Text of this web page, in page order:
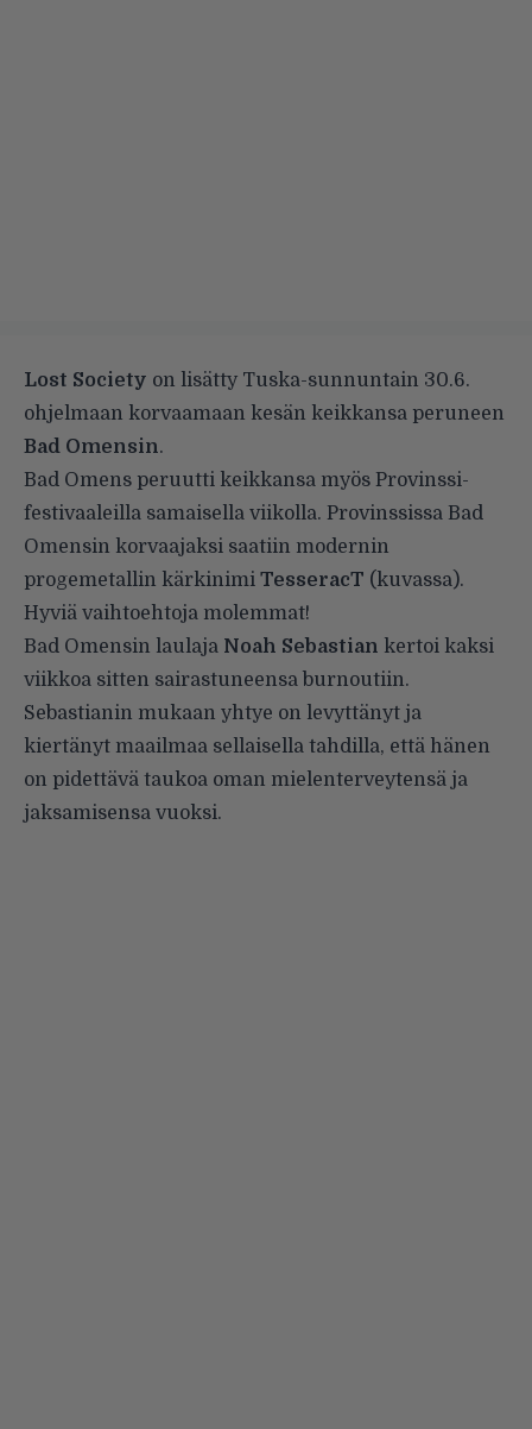
Lost Society on lisätty Tuska-sunnuntain 30.6.
ohjelmaan korvaamaan kesän keikkansa peruneen
Bad Omensin.
Bad Omens peruutti keikkansa myös Provinssi-
festivaaleilla samaisella viikolla. Provinssissa Bad
Omensin korvaajaksi saatiin modernin
progemetallin kärkinimi TesseracT (kuvassa).
Hyviä vaihtoehtoja molemmat!
Bad Omensin laulaja Noah Sebastian kertoi kaksi
viikkoa sitten sairastuneensa burnoutiin.
Sebastianin mukaan yhtye on levyttänyt ja
kiertänyt maailmaa sellaisella tahdilla, että hänen
on pidettävä taukoa oman mielenterveytensä ja
jaksamisensa vuoksi.